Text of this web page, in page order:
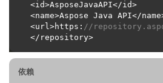
<url>https: //
依賴